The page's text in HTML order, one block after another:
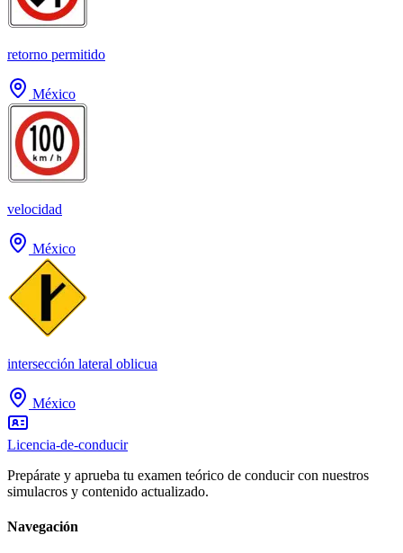
retorno permitido
México
velocidad
México
intersección lateral oblicua
México
Licencia-de-conducir
Prepárate y aprueba tu examen teórico de conducir con nuestros
simulacros y contenido actualizado.
Navegación